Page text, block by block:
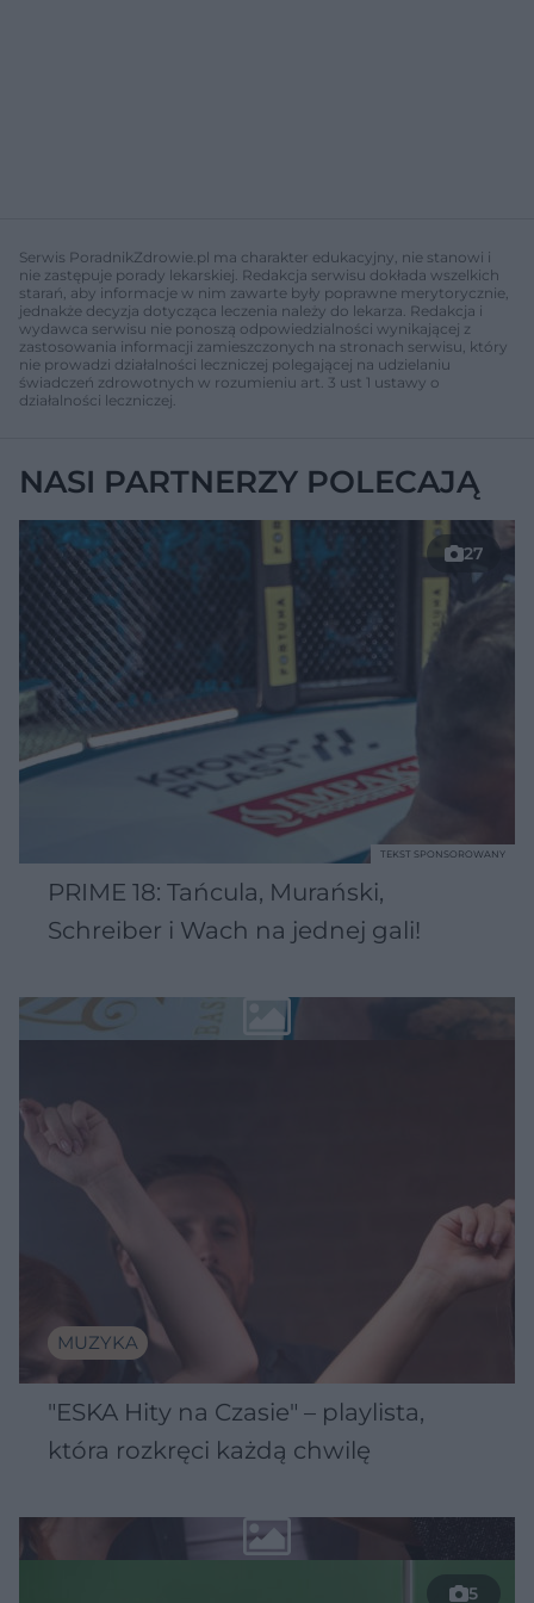
Serwis PoradnikZdrowie.pl ma charakter edukacyjny, nie stanowi i
nie zastępuje porady lekarskiej. Redakcja serwisu dokłada wszelkich
starań, aby informacje w nim zawarte były poprawne merytorycznie,
jednakże decyzja dotycząca leczenia należy do lekarza. Redakcja i
wydawca serwisu nie ponoszą odpowiedzialności wynikającej z
zastosowania informacji zamieszczonych na stronach serwisu, który
nie prowadzi działalności leczniczej polegającej na udzielaniu
świadczeń zdrowotnych w rozumieniu art. 3 ust 1 ustawy o
działalności leczniczej.
NASI PARTNERZY POLECAJĄ
27
PRIME 18: Tańcula, Murański,
Schreiber i Wach na jednej gali!
TEKST SPONSOROWANY
MUZYKA
"ESKA Hity na Czasie" – playlista,
która rozkręci każdą chwilę
5